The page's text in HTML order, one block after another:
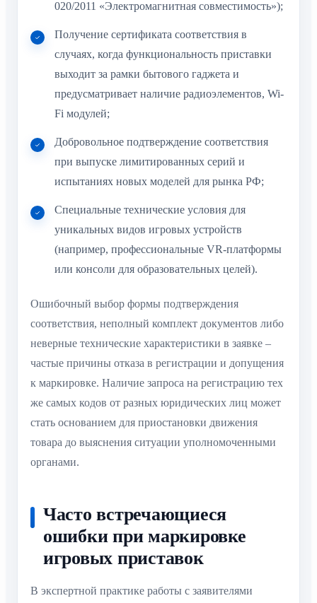
020/2011 «Электромагнитная совместимость»);
Получение сертификата соответствия в
случаях, когда функциональность приставки
выходит за рамки бытового гаджета и
предусматривает наличие радиоэлементов, Wi-
Fi модулей;
Добровольное подтверждение соответствия
при выпуске лимитированных серий и
испытаниях новых моделей для рынка РФ;
Специальные технические условия для
уникальных видов игровых устройств
(например, профессиональные VR-платформы
или консоли для образовательных целей).
Ошибочный выбор формы подтверждения
соответствия, неполный комплект документов либо
неверные технические характеристики в заявке –
частые причины отказа в регистрации и допущения
к маркировке. Наличие запроса на регистрацию тех
же самых кодов от разных юридических лиц может
стать основанием для приостановки движения
товара до выяснения ситуации уполномоченными
органами.
Часто встречающиеся
ошибки при маркировке
игровых приставок
В экспертной практике работы с заявителями